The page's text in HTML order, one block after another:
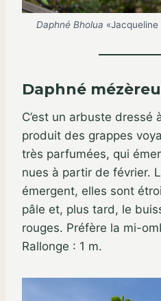
Daphné Bholua
Daphné
C’est un arbuste dressé
produit des grappes
très parfumées, qui
nues à partir de février.
émergent, elles sont
pâle et, plus tard, le
rouges. Préfère la mi-
Rallonge : 1 m.